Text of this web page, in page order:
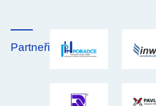
Partneři